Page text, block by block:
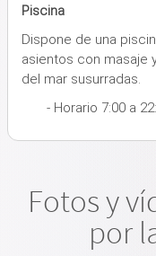
Piscina
Dispone de una
asientos con masaje
del mar susurradas.
- Horario 7:00 a
Fotos y
por